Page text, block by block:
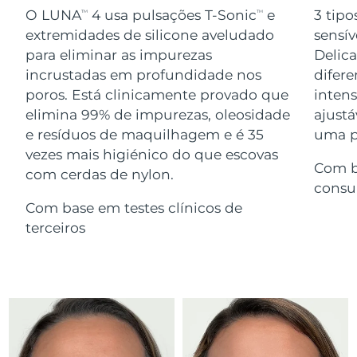
O LUNATM 4 usa pulsações T-SonicTM
e
extremidades de silicone aveludado
para eliminar as impurezas
incrustadas em profundidade nos
poros. Está clinicamente provado que
elimina 99% de impurezas, oleosidade
e resíduos de maquilhagem e é 35
vezes mais higiénico do que escovas
com cerdas de nylon.
Com base em testes clínicos de
terceiros
3
uma
Com
Advanced pore care essentials
For healthy hair
issa™ Teeth Whitening Gel
18% PAP
Cosméticos Homens
Comprar todos
FOREO APP
Israel Entrega prevista 8/12/26
Itália Entrega prevista 8/8/26
Japão Entrega prevista 8/11/26
Jersey
8/10/26
Kuwait
Líbano Entrega prevista
Lituânia Entrega prevista8/8/26